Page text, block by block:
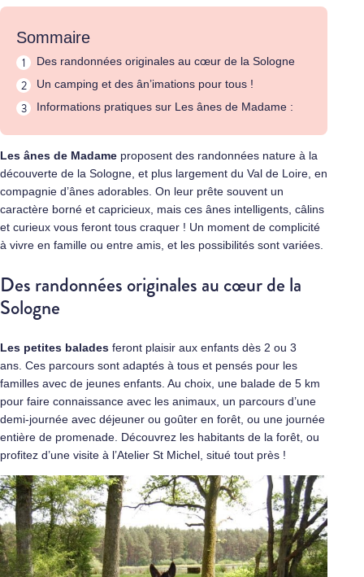
Sommaire
Des randonnées originales au cœur de la Sologne
Un camping et des ân’imations pour tous !
Informations pratiques sur Les ânes de Madame :
Les ânes de Madame proposent des randonnées nature à la
découverte de la Sologne, et plus largement du Val de Loire, en
compagnie d’ânes adorables. On leur prête souvent un
caractère borné et capricieux, mais ces ânes intelligents, câlins
et curieux vous feront tous craquer ! Un moment de complicité
à vivre en famille ou entre amis, et les possibilités sont variées.
Des randonnées originales au cœur de la
Sologne
Les petites balades feront plaisir aux enfants dès 2 ou 3
ans. Ces parcours sont adaptés à tous et pensés pour les
familles avec de jeunes enfants. Au choix, une balade de 5 km
pour faire connaissance avec les animaux, un parcours d’une
demi-journée avec déjeuner ou goûter en forêt, ou une journée
entière de promenade. Découvrez les habitants de la forêt, ou
profitez d’une visite à l’Atelier St Michel, situé tout près !